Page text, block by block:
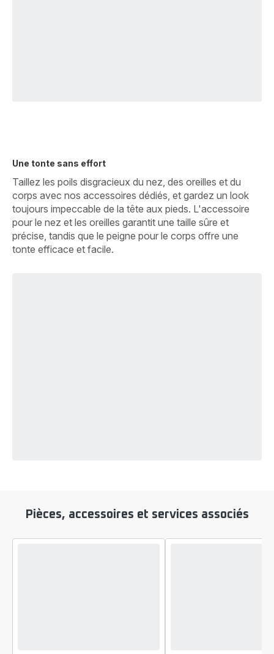
Une tonte sans effort
Taillez les poils disgracieux du nez, des oreilles et du
corps avec nos accessoires dédiés, et gardez un look
toujours impeccable de la tête aux pieds. L'accessoire
pour le nez et les oreilles garantit une taille sûre et
précise, tandis que le peigne pour le corps offre une
tonte efficace et facile.
Pièces, accessoires et services associés